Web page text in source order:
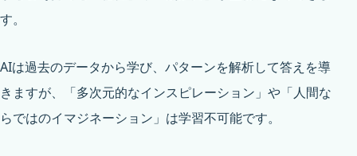
す。
AIは過去のデータから学び、パターンを解析して答えを導
きますが、「多次元的なインスピレーション」や「人間な
らではのイマジネーション」は学習不可能です。